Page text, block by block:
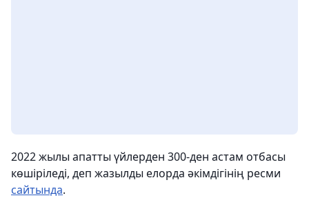
2022 жылы апатты үйлерден 300-ден астам отбасы
көшіріледі, деп жазылды елорда әкімдігінің ресми
сайтында.